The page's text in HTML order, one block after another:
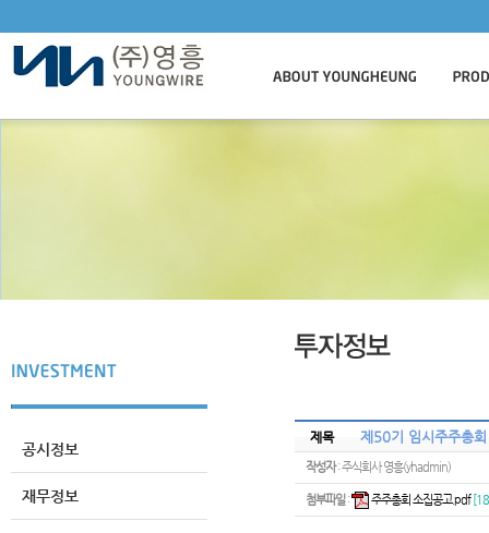
공시정보
재무정보
제목 제50기 임시주주총
작성자: 주식회사 영흥(yhadmin)
첨부파일: 주주총회 소집공고.pdf